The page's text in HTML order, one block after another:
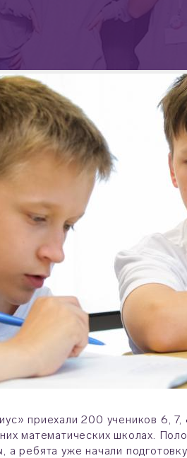
приехали 200 учеников 6,
математических школах.
ребята уже начали